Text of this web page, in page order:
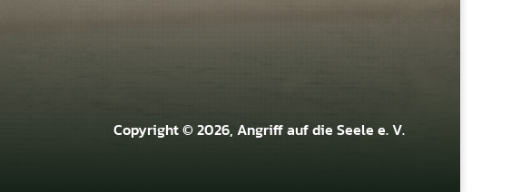
Copyright © 2026, Angriff auf die Seele e. V.